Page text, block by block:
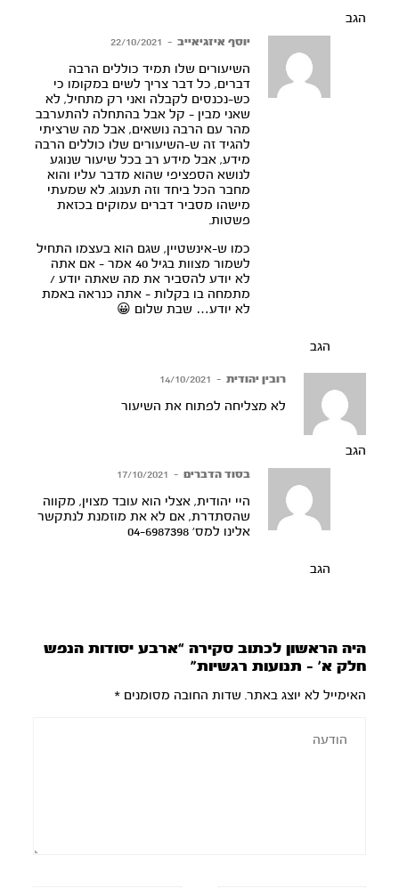
הגב
יוסף איזגיאייב –
22/10/2021
השיעורים שלו תמיד כוללים הרבה
דברים, כל דבר צריך לשים במקומו כי
כש-נכנסים לקבלה ואני רק מתחיל, לא
שאני מבין – קל אבל בהתחלה להתערבב
מהר עם הרבה נושאים, אבל מה שרציתי
להגיד זה ש-השיעורים שלו כוללים הרבה
מידע, אבל מידע רב בכל שיעור שנוגע
לנושא הספציפי שהוא מדבר עליו והוא
מחבר הכל ביחד וזה תענוג. לא שמעתי
מישהו מסביר דברים עמוקים בכזאת
פשטות.
כמו ש-אינשטיין, שגם הוא בעצמו התחיל
לשמור מצוות בגיל 40 אמר – אם אתה
לא יודע להסביר את מה שאתה יודע /
מתמחה בו בקלות – אתה כנראה באמת
לא יודע… שבת שלום 😀
הגב
רובין יהודית –
14/10/2021
לא מצליחה לפתוח את השיעור
הגב
בסוד הדברים –
17/10/2021
היי יהודית, אצלי הוא עובד מצוין, מקווה
שהסתדרת, אם לא את מוזמנת לנתקשר
אלינו למס’ 04-6987398
הגב
היה הראשון לכתוב סקירה “ארבע יסודות הנפש
חלק א’ – תנועות רגשיות”
האימייל לא יוצג באתר. שדות החובה מסומנים*